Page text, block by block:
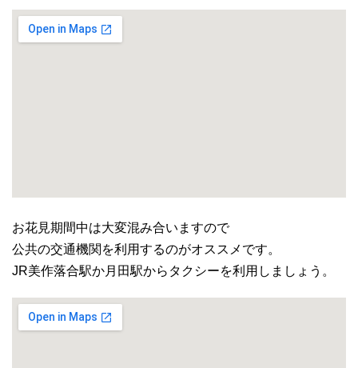
お花見期間中は大変混み合いますので
公共の交通機関を利用するのがオススメです。
JR美作落合駅か月田駅からタクシーを利用しましょう。